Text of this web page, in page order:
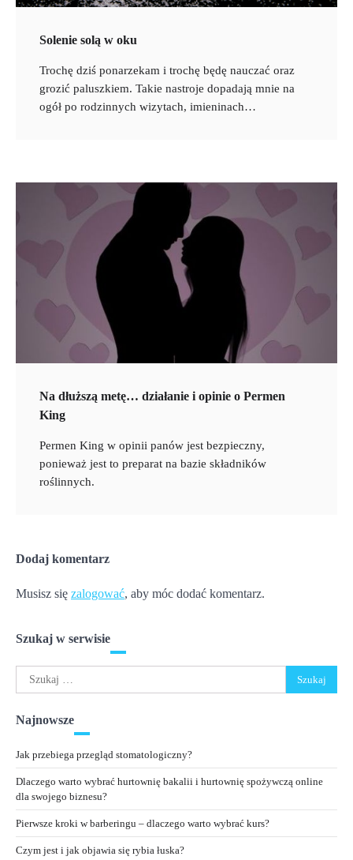
Solenie solą w oku
Trochę dziś ponarzekam i trochę będę nauczać oraz
grozić paluszkiem. Takie nastroje dopadają mnie na
ogół po rodzinnych wizytach, imieninach…
Na dłuższą metę… działanie i opinie o Permen
King
Permen King w opinii panów jest bezpieczny,
ponieważ jest to preparat na bazie składników
roślinnych.
Dodaj komentarz
Musisz się zalogować, aby móc dodać komentarz.
Szukaj w serwisie
Szukaj:
Najnowsze
Jak przebiega przegląd stomatologiczny?
Dlaczego warto wybrać hurtownię bakalii i hurtownię spożywczą online
dla swojego biznesu?
Pierwsze kroki w barberingu – dlaczego warto wybrać kurs?
Czym jest i jak objawia się rybia łuska?